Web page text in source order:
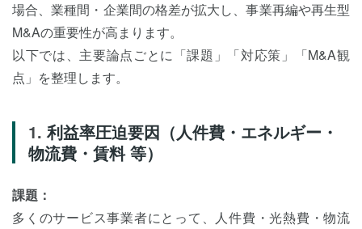
場合、業種間・企業間の格差が拡大し、事業再編や再生型
M&Aの重要性が高まります。
以下では、主要論点ごとに「課題」「対応策」「M&A観
点」を整理します。
利益率圧迫要因（人件費・エネルギー・
物流費・賃料 等）
課題：
多くのサービス事業者にとって、人件費・光熱費・物流